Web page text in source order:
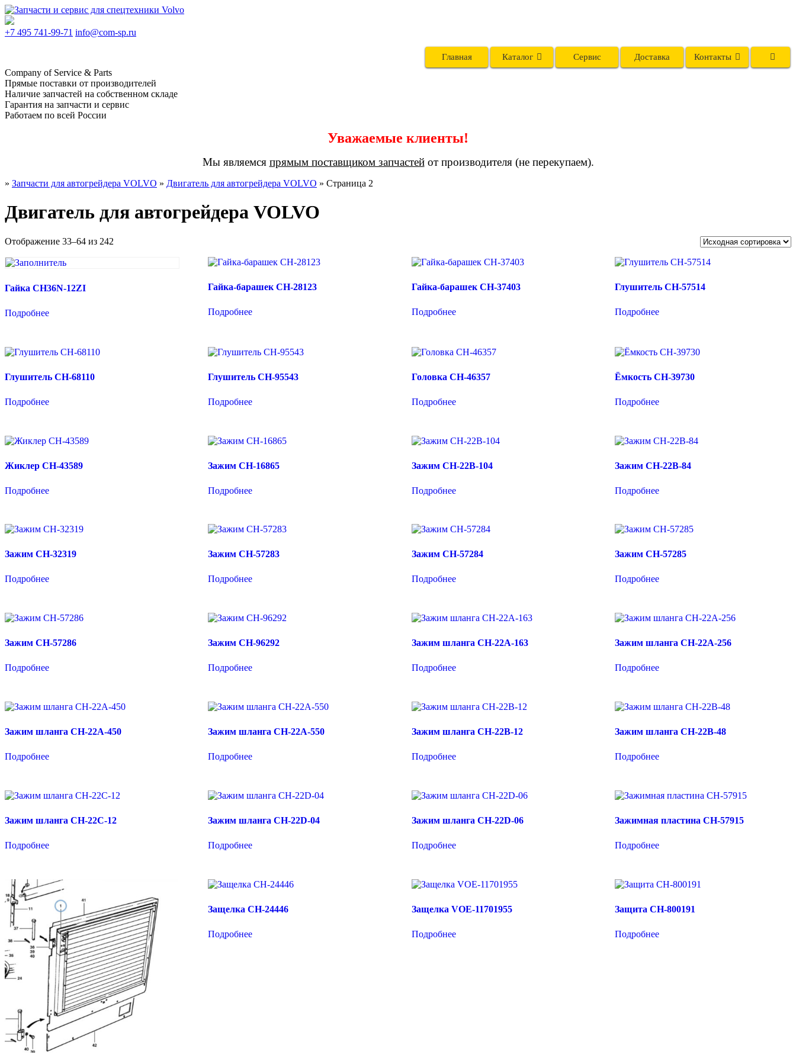
+7 495 741-99-71 info@com-sp.ru
Главная Каталог Сервис Доставка Контакты
Company of Service & Parts
Прямые поставки от производителей
Наличие запчастей на собственном складе
Гарантия на запчасти и сервис
Работаем по всей России
Уважаемые клиенты!
Мы являемся прямым поставщиком запчастейот производителя (не перекупаем).
» Запчасти для автогрейдера VOLVO » Двигатель для автогрейдера VOLVO » Страница 2
Двигатель для автогрейдера VOLVO
Отображение 33–64 из 242
Гайка CH36N-12ZI
Подробнее
Гайка-барашек CH-28123
Подробнее
Гайка-барашек CH-37403
Подробнее
Глушитель CH-57514
Подробнее
Глушитель CH-68110
Подробнее
Глушитель CH-95543
Подробнее
Головка CH-46357
Подробнее
Ёмкость CH-39730
Подробнее
Жиклер CH-43589
Подробнее
Зажим CH-16865
Подробнее
Зажим CH-22B-104
Подробнее
Зажим CH-22B-84
Подробнее
Зажим CH-32319
Подробнее
Зажим CH-57283
Подробнее
Зажим CH-57284
Подробнее
Зажим CH-57285
Подробнее
Зажим CH-57286
Подробнее
Зажим CH-96292
Подробнее
Зажим шланга CH-22A-163
Подробнее
Зажим шланга CH-22A-256
Подробнее
Зажим шланга CH-22A-450
Подробнее
Зажим шланга CH-22A-550
Подробнее
Зажим шланга CH-22B-12
Подробнее
Зажим шланга CH-22B-48
Подробнее
Зажим шланга CH-22C-12
Подробнее
Зажим шланга CH-22D-04
Подробнее
Зажим шланга CH-22D-06
Подробнее
Зажимная пластина CH-57915
Подробнее
Защелка CH-24446
Подробнее
Защелка VOE-11701955
Подробнее
Защита CH-800191
Подробнее